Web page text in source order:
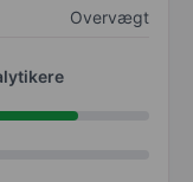
Overvægt